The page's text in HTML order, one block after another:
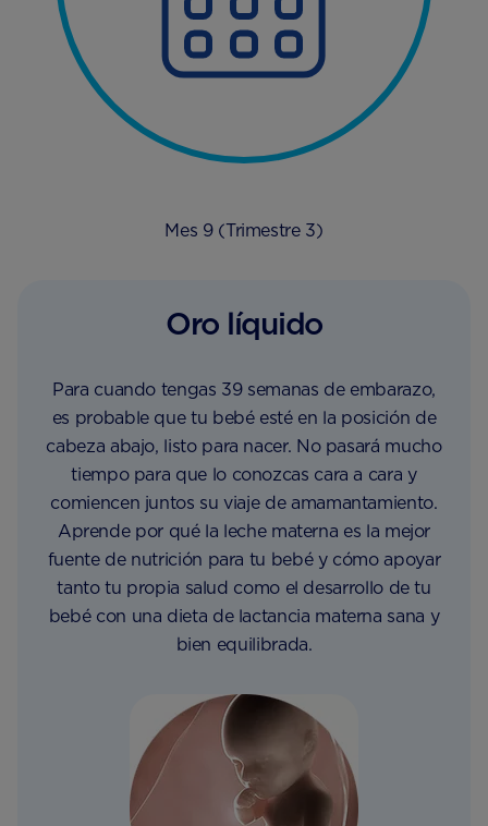
Mes 9 (Trimestre 3)
Oro líquido
Para cuando tengas 39 semanas de embarazo,
es probable que tu bebé esté en la posición de
cabeza abajo, listo para nacer. No pasará mucho
tiempo para que lo conozcas cara a cara y
comiencen juntos su viaje de amamantamiento.
Aprende por qué la leche materna es la mejor
fuente de nutrición para tu bebé y cómo apoyar
tanto tu propia salud como el desarrollo de tu
bebé con una dieta de lactancia materna sana y
bien equilibrada.